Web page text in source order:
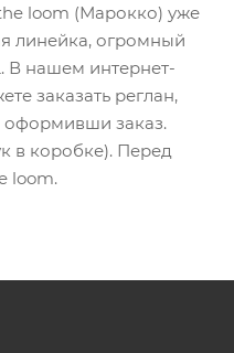
loom (Марокко) уже
линейка, огромный
В нашем интернет-
заказать реглан,
оформивши заказ.
в коробке). Перед
loom.